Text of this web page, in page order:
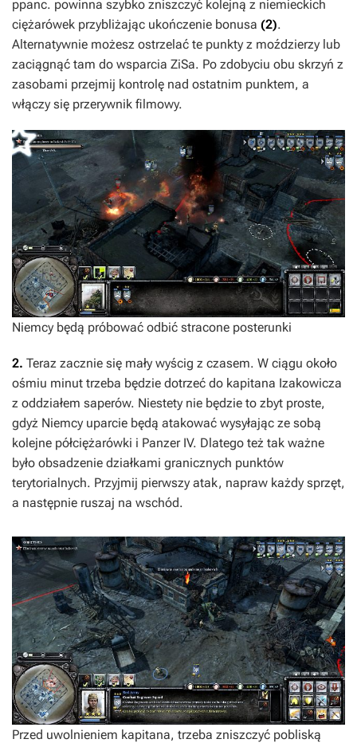
ppanc. powinna szybko zniszczyć kolejną z niemieckich
ciężarówek przybliżając ukończenie bonusa (2).
Alternatywnie możesz ostrzelać te punkty z moździerzy lub
zaciągnąć tam do wsparcia ZiSa. Po zdobyciu obu skrzyń z
zasobami przejmij kontrolę nad ostatnim punktem, a
włączy się przerywnik filmowy.
Niemcy będą próbować odbić stracone posterunki
2. Teraz zacznie się mały wyścig z czasem. W ciągu około
ośmiu minut trzeba będzie dotrzeć do kapitana Izakowicza
z oddziałem saperów. Niestety nie będzie to zbyt proste,
gdyż Niemcy uparcie będą atakować wysyłając ze sobą
kolejne półciężarówki i Panzer IV. Dlatego też tak ważne
było obsadzenie działkami granicznych punktów
terytorialnych. Przyjmij pierwszy atak, napraw każdy sprzęt,
a następnie ruszaj na wschód.
Przed uwolnieniem kapitana, trzeba zniszczyć pobliską